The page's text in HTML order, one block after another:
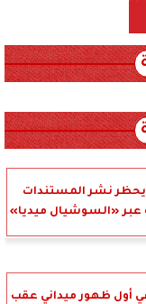
نشر المستندات
عبر «السوشيال ميديا»
أول ظهور ميداني عقب